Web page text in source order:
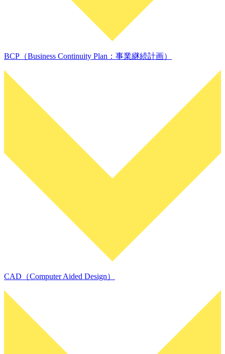
BCP（Business Continuity Plan：事業継続計画）
CAD（Computer Aided Design）